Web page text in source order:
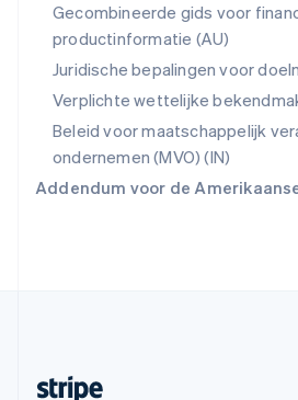
Gecombineerde gids voor
productinformatie (AU)
Juridische bepalingen voor
Verplichte wettelijke
Beleid voor maatschappelijk
ondernemen (MVO) (IN)
Addendum voor de
EspañolEnglish
Thailand
ไทยEnglish
English
Vasteland van China
简体中文English
English